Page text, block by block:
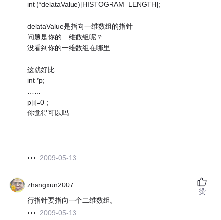
int (*delataValue)[HISTOGRAM_LENGTH];
delataValue是指向一维数组的指针
问题是你的一维数组呢？
没看到你的一维数组在哪里
这就好比
int *p;
……
p[i]=0；
你觉得可以吗
2009-05-13
zhangxun2007
行指针要指向一个二维数组。
2009-05-13
赞